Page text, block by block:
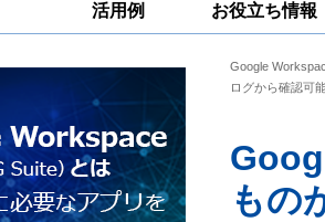
活用例 お役立ち情報
支援サービス
グループウェア
移行支援
Google
ログから確認可
もの